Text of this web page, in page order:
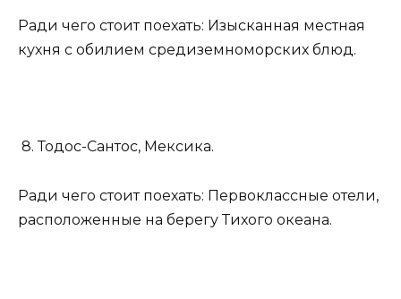
Ради чего стоит поехать: Изысканная местная
кухня с обилием средиземноморских блюд.
8. Тодос-Сантос, Мексика.
Ради чего стоит поехать: Первоклассные отели,
расположенные на берегу Тихого океана.